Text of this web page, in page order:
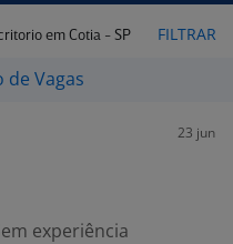
em Cotia - SP FILTRAR
de Vagas
23 jun
experiência